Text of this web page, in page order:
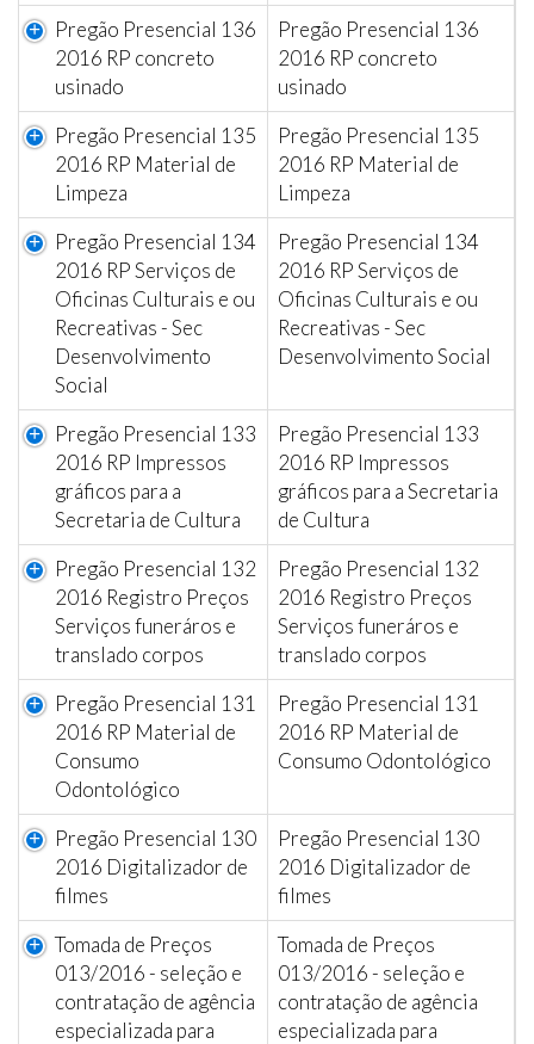
Pregão Presencial 136
2016 RP concreto
usinado
Pregão Presencial 136
2016 RP concreto
usinado
Pregão Presencial 135
2016 RP Material de
Limpeza
Pregão Presencial 135
2016 RP Material de
Limpeza
Pregão Presencial 134
2016 RP Serviços de
Oficinas Culturais e ou
Recreativas - Sec
Desenvolvimento
Social
Pregão Presencial 134
2016 RP Serviços de
Oficinas Culturais e ou
Recreativas - Sec
Desenvolvimento Social
Pregão Presencial 133
2016 RP Impressos
gráficos para a
Secretaria de Cultura
Pregão Presencial 133
2016 RP Impressos
gráficos para a Secretaria
de Cultura
Pregão Presencial 132
2016 Registro Preços
Serviços funeráros e
translado corpos
Pregão Presencial 132
2016 Registro Preços
Serviços funeráros e
translado corpos
Pregão Presencial 131
2016 RP Material de
Consumo
Odontológico
Pregão Presencial 131
2016 RP Material de
Consumo Odontológico
Pregão Presencial 130
2016 Digitalizador de
filmes
Pregão Presencial 130
2016 Digitalizador de
filmes
Tomada de Preços
013/2016 - seleção e
contratação de agência
especializada para
Tomada de Preços
013/2016 - seleção e
contratação de agência
especializada para